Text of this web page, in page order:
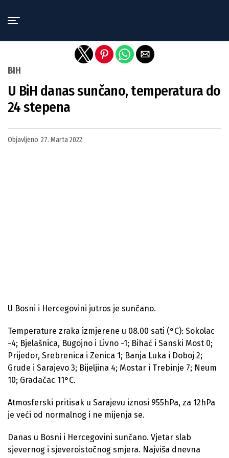
BIH
U BiH danas sunčano, temperatura do
24 stepena
Objavljeno 27. Marta 2022.
U Bosni i Hercegovini jutros je sunčano.
Temperature zraka izmjerene u 08.00 sati (°C): Sokolac
-4; Bjelašnica, Bugojno i Livno -1; Bihać i Sanski Most 0;
Prijedor, Srebrenica i Zenica 1; Banja Luka i Doboj 2;
Grude i Sarajevo 3; Bijeljina 4; Mostar i Trebinje 7; Neum
10; Gradačac 11°C.
Atmosferski pritisak u Sarajevu iznosi 955hPa, za 12hPa
je veći od normalnog i ne mijenja se.
Danas u Bosni i Hercegovini sunčano. Vjetar slab
sjevernog i sjeveroistočnog smjera. Najviša dnevna